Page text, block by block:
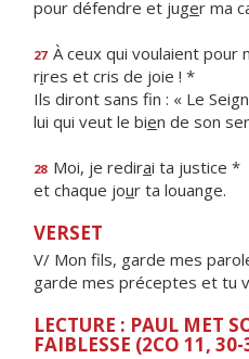
pour défendre et juger ma
27 À ceux qui voulaient pour
rires et cris de joie ! *
Ils diront sans fin : « Le
lui qui veut le bien de son
28 Moi, je redirai ta justice *
et chaque jour ta louange.
VERSET
V/ Mon fils, garde mes
garde mes préceptes et tu
LECTURE : PAUL MET
FAIBLESSE (2CO 11,